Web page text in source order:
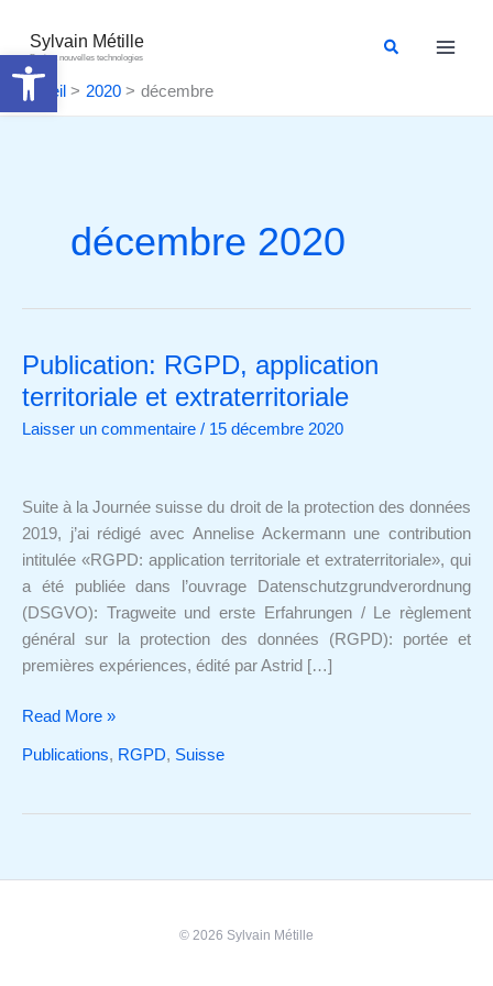
Ouvrir la barre d’outils
contenu
Sylvain Métille
Droit et nouvelles technologies
Rechercher
Accueil 2020 décembre
décembre 2020
Publication: RGPD, application
territoriale et extraterritoriale
Laisser un commentaire / 15 décembre 2020
Suite à la Journée suisse du droit de la protection des données
2019, j’ai rédigé avec Annelise Ackermann une contribution
intitulée «RGPD: application territoriale et extraterritoriale», qui
a été publiée dans l’ouvrage Datenschutzgrundverordnung
(DSGVO): Tragweite und erste Erfahrungen / Le règlement
général sur la protection des données (RGPD): portée et
premières expériences, édité par Astrid […]
Publication:
RGPD,
territoriale
Read More »
Publications, RGPD, Suisse
© 2026 Sylvain Métille